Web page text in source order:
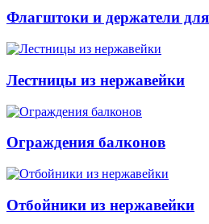
Флагштоки и держатели
Лестницы из нержавейки
Ограждения балконов
Отбойники из нержавейки